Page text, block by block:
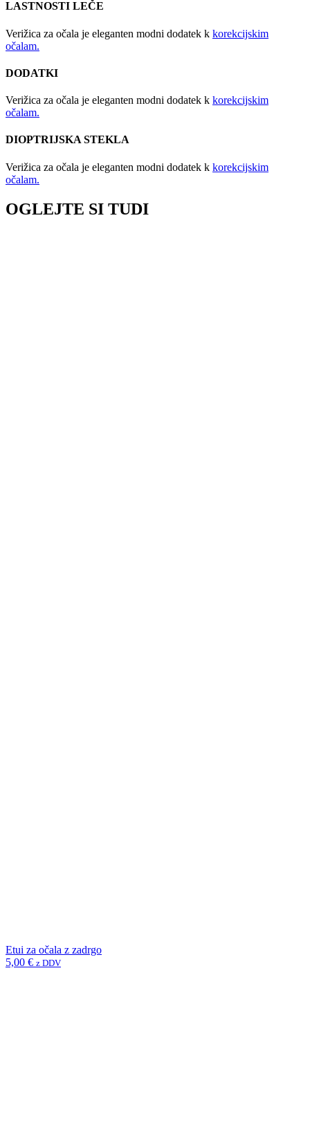
LASTNOSTI LEČE
Verižica za očala je eleganten modni dodatek k korekcijskim
očalam.
DODATKI
Verižica za očala je eleganten modni dodatek k korekcijskim
očalam.
DIOPTRIJSKA STEKLA
Verižica za očala je eleganten modni dodatek k korekcijskim
očalam.
OGLEJTE SI TUDI
Etui za očala z zadrgo
5,00 € z DDV